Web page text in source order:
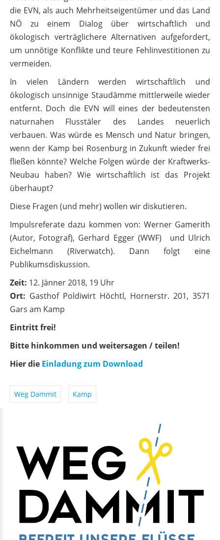
die EVN, als auch Mehrheitseigentümer und das Land
NÖ zu einem Dialog über wirtschaftlich und
ökologisch verträglichere Alternativen aufgefordert,
um unnötige Konflikte und teure Fehlinvestitionen zu
vermeiden.
In vielen Ländern werden wirtschaftlich und
ökologisch unsinnige Staudämme mittlerweile wieder
entfernt. Doch die EVN will eines der bedeutensten
naturnahen Flusstäler des Landes neuerlich
verbauen. Was würde es Mensch und Natur bringen,
wenn der Kamp bei Rosenburg in Zukunft wieder frei
fließen könnte? Welche Folgen würde der Kraftwerks-
Neubau haben? Wie wirtschaftlich ist das Projekt
überhaupt?
Diese Fragen (und mehr) wollen wir diskutieren.
Impulsreferate dazu kommen von: Werner Gamerith
(Autor, Fotograf), Gerhard Egger (WWF) und Ulrich
Eichelmann (Riverwatch). Dann folgt eine
Publikumsdiskussion.
Zeit: 12. Jänner 2018, 19 Uhr
Ort: Gasthof Poldiwirt Höchtl, Hornerstr. 201, 3571
Gars am Kamp
Eintritt frei!
Bitte hinkommen und weitersagen / teilen!
Hier die Einladung zum Download
Weg Dammit Kamp